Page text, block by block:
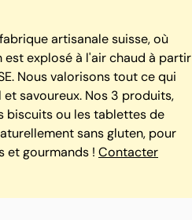
artisanale suisse, où
explosé à l'air chaud à partir
Nous valorisons tout ce qui
savoureux. Nos 3 produits,
biscuits ou les tablettes de
sans gluten, pour
et gourmands ! Contacter